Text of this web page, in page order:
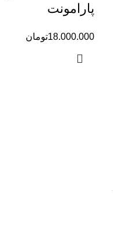
پارامونت
تومان18.000.000